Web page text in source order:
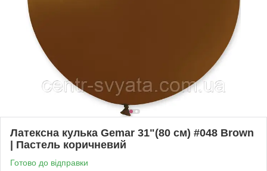
Латексна кулька Gemar 31"(80 см) #048 Brown
| Пастель коричневий
Готово до відправки